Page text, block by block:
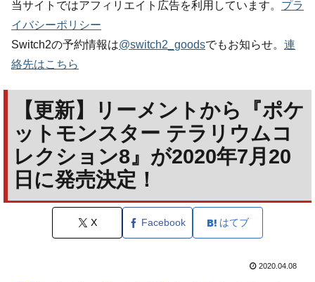
当サイトではアフィリエイト広告を利用しています。 プラ
イバシーポリシー
Switch2の予約情報は@switch2_goodsでもお知らせ。 連
絡先はこちら
【更新】リーメントから『ポケ
ットモンスター テラリウムコ
レクション8』が2020年7月20
日に発売決定！
X Facebook はてブ
2020.04.08